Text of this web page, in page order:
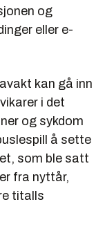
og
eller e-
kan gå inn
i det
og sykdom
å sette
som ble satt
fra nyttår,
titalls